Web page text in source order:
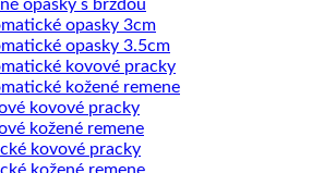
opasky s brzdou
opasky 3cm
opasky 3.5cm
kovové pracky
kožené remene
kovové pracky
kožené remene
kovové pracky